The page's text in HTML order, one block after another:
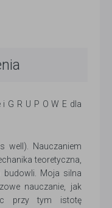
G R U P O W E dla
well). Nauczaniem
teoretyczna,
budowli. Moja silna
nauczanie, jak
przy tym istotę